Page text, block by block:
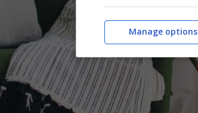
Manage options